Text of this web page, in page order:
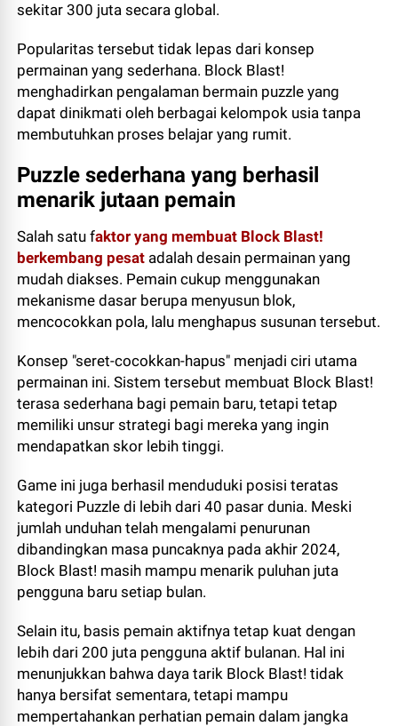
sekitar 300 juta secara global.
Popularitas tersebut tidak lepas dari konsep
permainan yang sederhana. Block Blast!
menghadirkan pengalaman bermain puzzle yang
dapat dinikmati oleh berbagai kelompok usia tanpa
membutuhkan proses belajar yang rumit.
Puzzle sederhana yang berhasil
menarik jutaan pemain
Salah satu faktor yang membuat Block Blast!
berkembang pesat adalah desain permainan yang
mudah diakses. Pemain cukup menggunakan
mekanisme dasar berupa menyusun blok,
mencocokkan pola, lalu menghapus susunan tersebut.
Konsep "seret-cocokkan-hapus" menjadi ciri utama
permainan ini. Sistem tersebut membuat Block Blast!
terasa sederhana bagi pemain baru, tetapi tetap
memiliki unsur strategi bagi mereka yang ingin
mendapatkan skor lebih tinggi.
Game ini juga berhasil menduduki posisi teratas
kategori Puzzle di lebih dari 40 pasar dunia. Meski
jumlah unduhan telah mengalami penurunan
dibandingkan masa puncaknya pada akhir 2024,
Block Blast! masih mampu menarik puluhan juta
pengguna baru setiap bulan.
Selain itu, basis pemain aktifnya tetap kuat dengan
lebih dari 200 juta pengguna aktif bulanan. Hal ini
menunjukkan bahwa daya tarik Block Blast! tidak
hanya bersifat sementara, tetapi mampu
mempertahankan perhatian pemain dalam jangka